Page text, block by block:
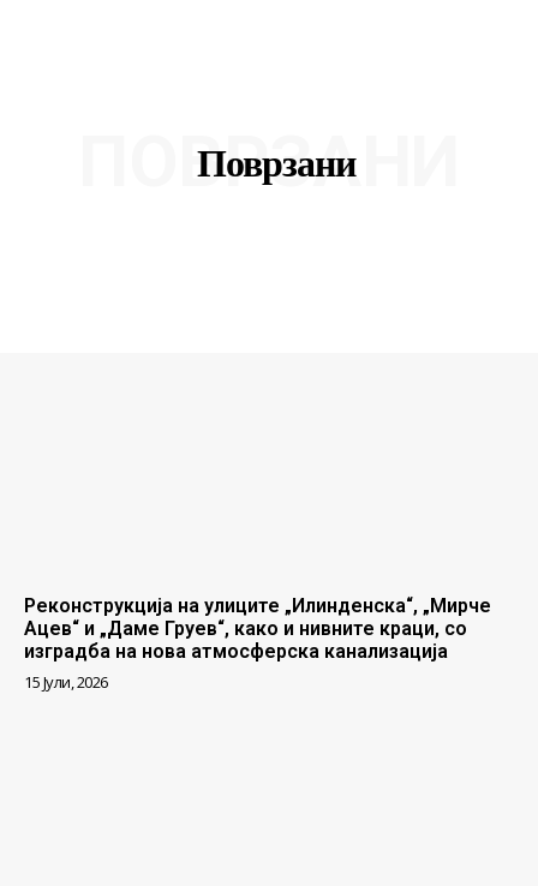
Поврзани
ПОВРЗАНИ
Реконструкција на улиците „Илинденска“, „Мирче
Ацев“ и „Даме Груев“, како и нивните краци, со
изградба на нова атмосферска канализација
15 Јули, 2026